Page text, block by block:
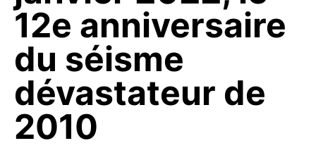
12e anniversaire
du séisme
dévastateur de
2010